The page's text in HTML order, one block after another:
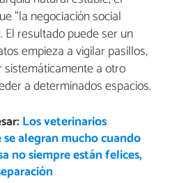
"la negociación social
resultado puede ser un
empieza a vigilar pasillos,
a otro
a determinados espacios.
Los veterinarios
alegran mucho cuando
no siempre están felices,